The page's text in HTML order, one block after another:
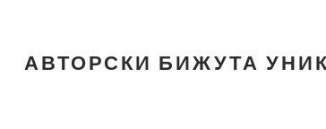
АВТОРСКИ БИЖУТА